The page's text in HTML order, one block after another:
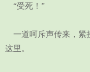
“受死！”
一道呵斥声传来，紧
这里。